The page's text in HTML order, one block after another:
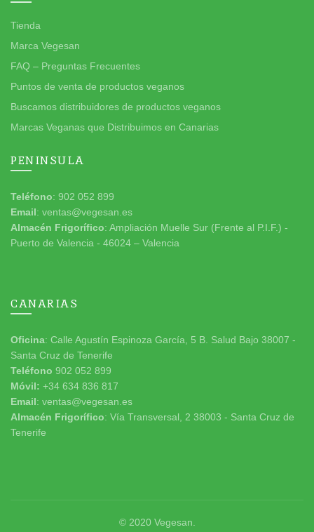
Tienda
Marca Vegesan
FAQ – Preguntas Frecuentes
Puntos de venta de productos veganos
Buscamos distribuidores de productos veganos
Marcas Veganas que Distribuimos en Canarias
PENINSULA
Teléfono: 902 052 899
Email: ventas@vegesan.es
Almacén Frigorífico: Ampliación Muelle Sur (Frente al P.I.F.) -
Puerto de Valencia - 46024 – Valencia
CANARIAS
Oficina: Calle Agustín Espinoza García, 5 B. Salud Bajo 38007 -
Santa Cruz de Tenerife
Teléfono 902 052 899
Móvil: +34 634 836 817
Email: ventas@vegesan.es
Almacén Frigorífico: Vía Transversal, 2 38003 - Santa Cruz de
Tenerife
© 2020 Vegesan